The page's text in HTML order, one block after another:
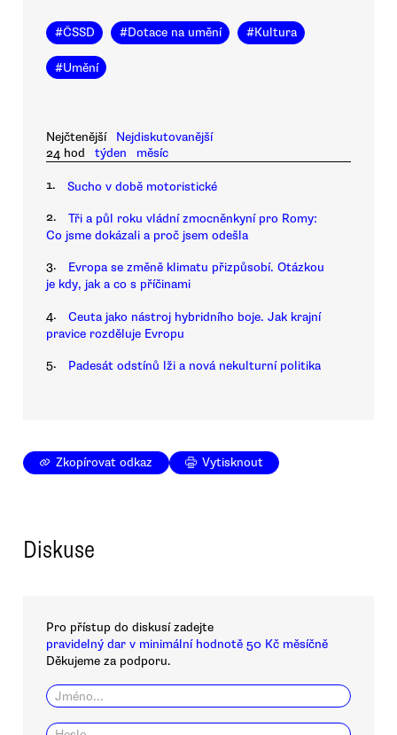
#ČSSD #Dotace na umění #Kultura
#Umění
Nejčtenější
Nejdiskutovanější
24 hod
týden měsíc
1. Sucho v době motoristické
2.
Tři a půl roku vládní zmocněnkyní pro Romy:
Co jsme dokázali a proč jsem odešla
3.
Evropa se změně klimatu přizpůsobí. Otázkou
je kdy, jak a co s příčinami
4.
Ceuta jako nástroj hybridního boje. Jak krajní
pravice rozděluje Evropu
5. Padesát odstínů lži a nová nekulturní politika
Zkopírovat odkaz Vytisknout
Diskuse
Pro přístup do diskusí zadejte
pravidelný dar v minimální hodnotě 50 Kč měsíčně
Děkujeme za podporu.